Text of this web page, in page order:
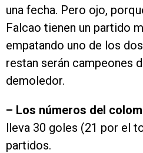
una fecha. Pero ojo,
Falcao tienen un partido
empatando uno de los
restan serán campeones
demoledor.
– Los números del
lleva 30 goles (21 por el
partidos.